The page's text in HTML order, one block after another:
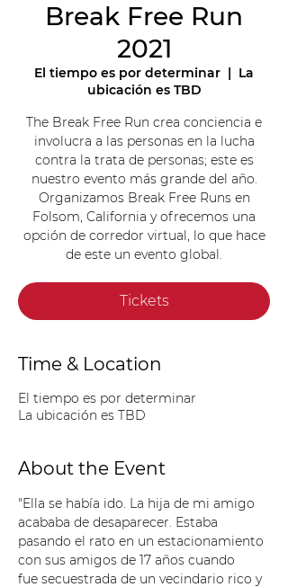
Break Free Run
2021
El tiempo es por determinar
  |
La
ubicación es TBD
The Break Free Run crea conciencia e
involucra a las personas en la lucha
contra la trata de personas; este es
nuestro evento más grande del año.
Organizamos Break Free Runs en
Folsom, California y ofrecemos una
opción de corredor virtual, lo que hace
de este un evento global.
Tickets
Time & Location
El tiempo es por determinar
La ubicación es TBD
About the Event
"Ella se había ido. La hija de mi amigo
acababa de desaparecer. Estaba
pasando el rato en un estacionamiento
con sus amigos de 17 años cuando
fue secuestrada de un vecindario rico y